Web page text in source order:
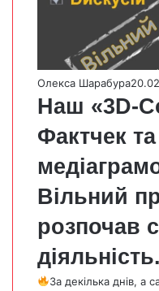
Олекса Шарабура
Наш «3D-
Фактчек та
Вільний
розпочав
діяльність.
За декілька днів, а